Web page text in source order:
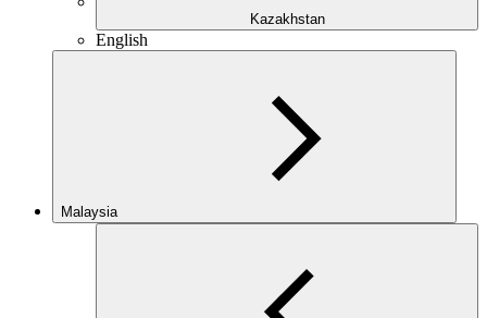
Kazakhstan
English
Malaysia